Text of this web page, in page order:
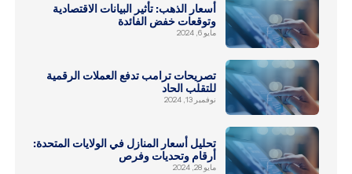
أسعار الذهب: تأثير البيانات الاقتصادية
وتوقعات خفض الفائدة
مايو 6, 2024
تصريحات ترامب تدفع العملات الرقمية
للتقلب الحاد
نوفمبر 13, 2024
تحليل أسعار المنازل في الولايات المتحدة:
أرقام وتحديات وفرص
مايو 28, 2024